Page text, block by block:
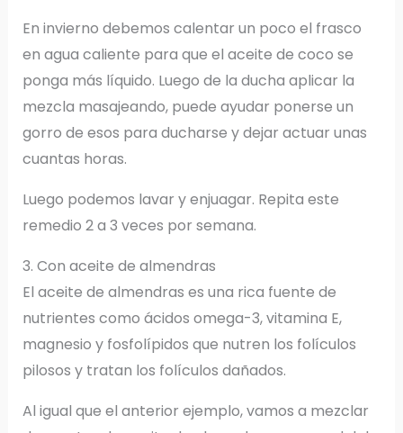
En invierno debemos calentar un poco el frasco
en agua caliente para que el aceite de coco se
ponga más líquido. Luego de la ducha aplicar la
mezcla masajeando, puede ayudar ponerse un
gorro de esos para ducharse y dejar actuar unas
cuantas horas.
Luego podemos lavar y enjuagar. Repita este
remedio 2 a 3 veces por semana.
3. Con aceite de almendras
El aceite de almendras es una rica fuente de
nutrientes como ácidos omega-3, vitamina E,
magnesio y fosfolípidos que nutren los folículos
pilosos y tratan los folículos dañados.
Al igual que el anterior ejemplo, vamos a mezclar